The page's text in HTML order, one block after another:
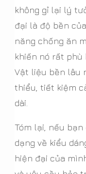
không gỉ lại lý
đại là độ bền
năng chống ăn
khiến nó rất phù
Vật liệu bền lâu
thiểu, tiết kiệm
dài.
Tóm lại, nếu
dạng về kiểu
hiện đại của